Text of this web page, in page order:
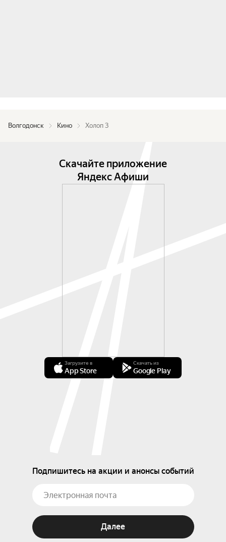
Волгодонск Кино Холоп 3
Скачайте приложение
Яндекс Афиши
Загрузите в
App Store
Скачать из
Google Play
Подпишитесь на акции и анонсы событий
Далее